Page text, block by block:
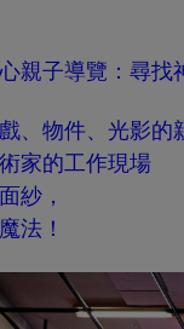
親子導覽：尋找
、物件、光影的
家的工作現場
紗，
法！